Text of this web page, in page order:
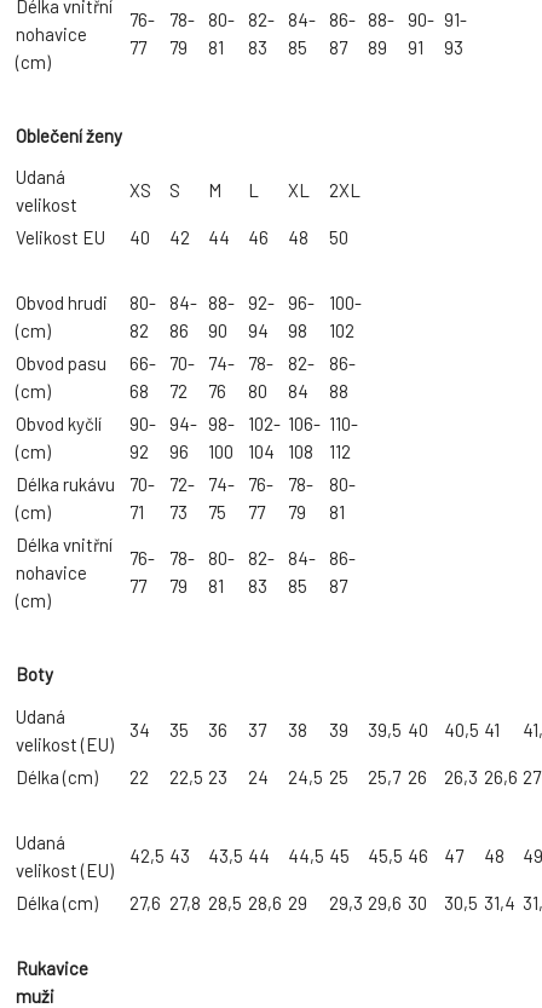
Délka vnitřní
nohavice
(cm)
76-
77
78-
79
80-
81
82-
83
84-
85
86-
87
88-
89
90-
91
91-
93
Oblečení ženy
Udaná
velikost
XS S M L XL 2XL
Velikost EU 40 42 44 46 48 50
Obvod hrudi
(cm)
80-
82
84-
86
88-
90
92-
94
96-
98
100-
102
Obvod pasu
(cm)
66-
68
70-
72
74-
76
78-
80
82-
84
86-
88
Obvod kyčlí
(cm)
90-
92
94-
96
98-
100
102-
104
106-
108
110-
112
Délka rukávu
(cm)
70-
71
72-
73
74-
75
76-
77
78-
79
80-
81
Délka vnitřní
nohavice
(cm)
76-
77
78-
79
80-
81
82-
83
84-
85
86-
87
Boty
Udaná
velikost (EU)
34 35 36 37 38 39 39,5 40 40,5 41
Délka (cm) 22 22,5 23 24 24,5 25 25,7 26 26,3 26,6 27
Udaná
velikost (EU)
42,5 43 43,5 44 44,5 45 45,5 46 47 48 49
Délka (cm) 27,6 27,8 28,5 28,6 29 29,3 29,6 30 30,5 31,4
Rukavice
muži